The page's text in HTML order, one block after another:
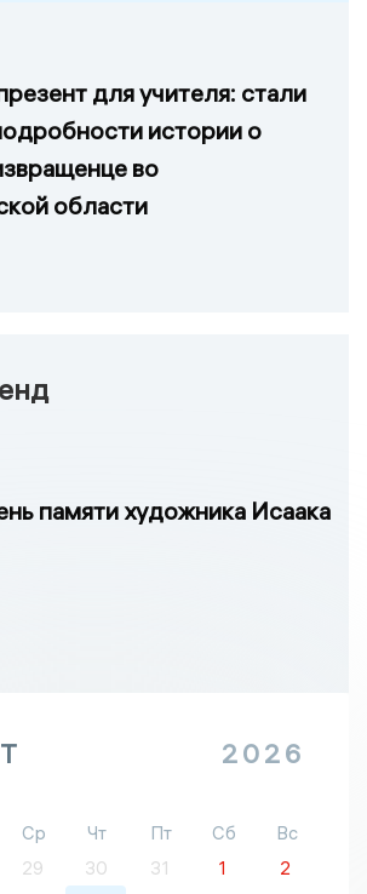
для учителя: стали
истории о
во
области
памяти художника Исаака
2026
Ср Чт Пт Сб
Вс
29 30 31 1 2